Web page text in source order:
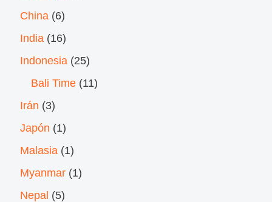
China (6)
India (16)
Indonesia (25)
Bali Time (11)
Irán (3)
Japón (1)
Malasia (1)
Myanmar (1)
Nepal (5)